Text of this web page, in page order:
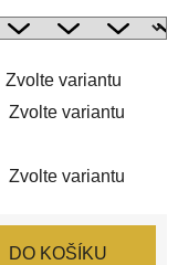
Zvolte variantu
Zvolte variantu
Zvolte variantu
DO KOŠÍKU